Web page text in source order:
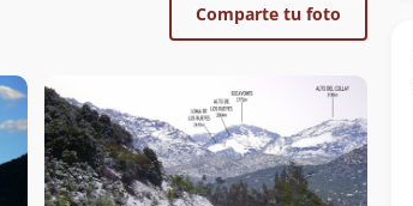
Comparte tu foto